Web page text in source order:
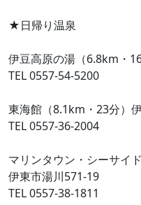
★日帰り温泉
伊豆高原の湯（6.8km・
TEL 0557-54-5200
東海館（8.1km・23分）
TEL 0557-36-2004
マリンタウン・シーサイ
伊東市湯川571-19
TEL 0557-38-1811